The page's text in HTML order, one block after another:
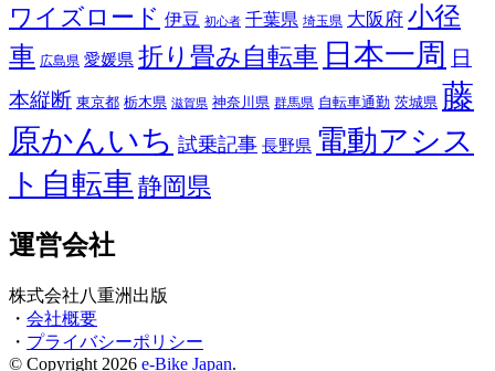
ワイズロード 伊豆 初心者 千葉県 埼玉県 大阪府 小径
車 広島県 愛媛県 折り畳み自転車 日本一周 日
本縦断 東京都 栃木県 滋賀県 神奈川県 群馬県 自転車通勤 茨城県 藤
原かんいち 試乗記事 長野県 電動アシス
ト自転車 静岡県
運営会社
株式会社八重洲出版
・ 会社概要
・ プライバシーポリシー
© Copyright 2026 e-Bike Japan.